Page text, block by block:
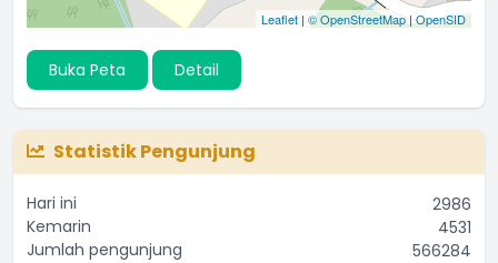
Kak,berapa gram perhari daging merah yang aman
...
selengkapnya
amantirta
28 Juni 2022 15:36:34
Apakah produsen sudah memiliki Ijin Rumah Tangga
(IRT)?
...selengkapnya
Yoseph Mario
02 September 2021 11:53:33
Leaflet | © OpenStreetMap | OpenSID
Buka Peta Detail
Statistik Pengunjung
Hari ini
2986
Kemarin
4531
Jumlah pengunjung
566284